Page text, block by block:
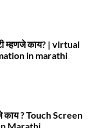
म्हणजे काय? | virtual
in marathi
काय ? Touch Screen